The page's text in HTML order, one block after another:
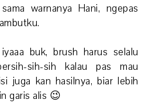
warnanya Hani, ngepas
buk, brush harus selalu
sih-sih kalau pas mau
juga kan hasilnya, biar lebih
garis alis 😉